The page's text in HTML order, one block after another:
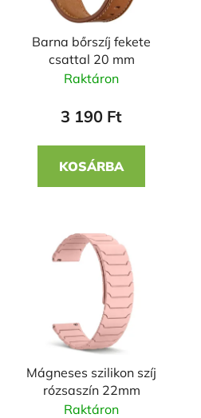
Barna bőrszíj fekete
csattal 20 mm
Raktáron
3 190 Ft
KOSÁRBA
Mágneses szilikon szíj
rózsaszín 22mm
Raktáron